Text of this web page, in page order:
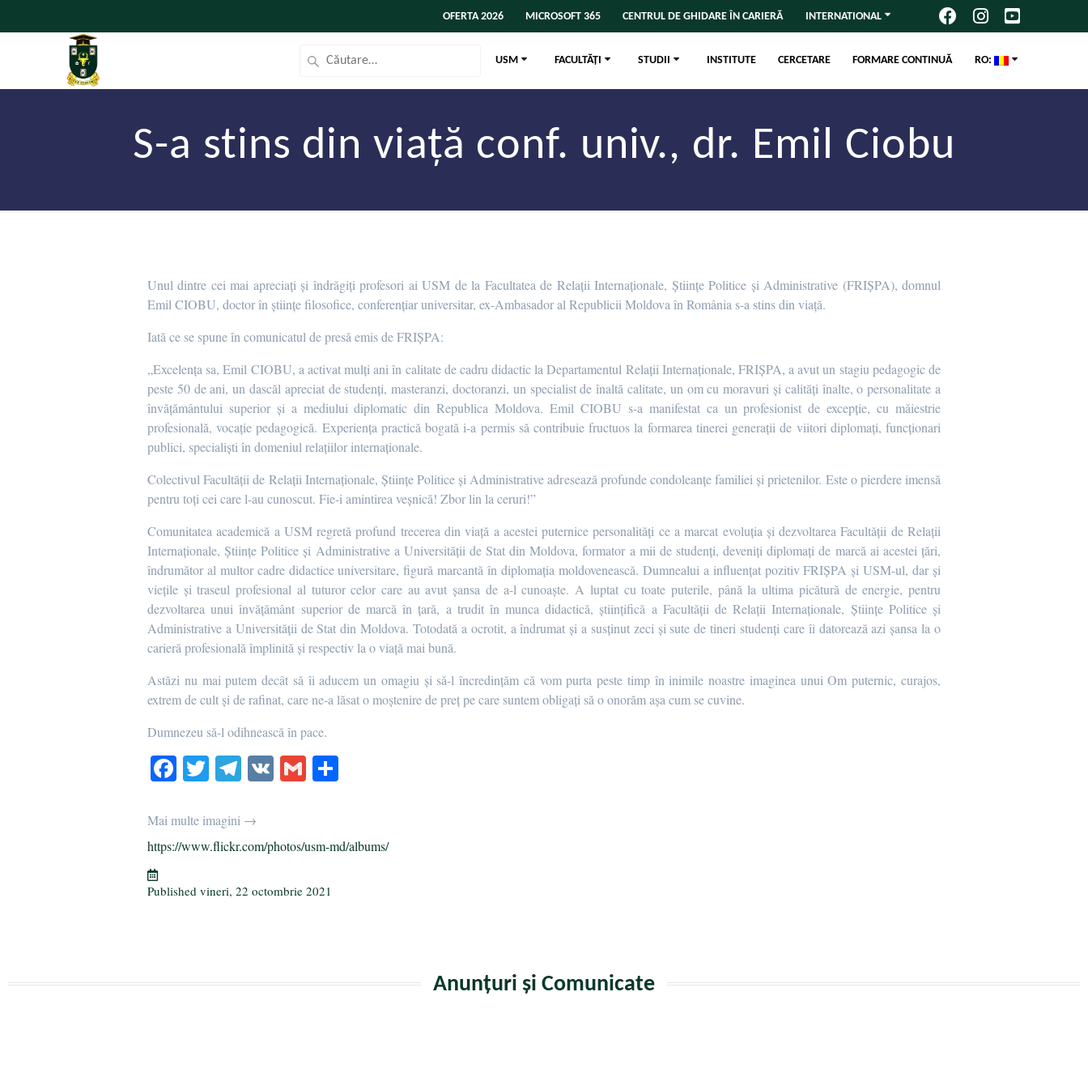
OFERTA 2026 MICROSOFT 365 CENTRUL DE GHIDARE ÎN CARIERĂ INTERNATIONAL
USM FACULTĂȚI STUDII INSTITUTE CERCETARE FORMARE CONTINUĂ RO:
S-a stins din viață conf. univ., dr. Emil Ciobu
Unul dintre cei mai apreciați și îndrăgiți profesori ai USM de la Facultatea de Relații Internaționale, Științe Politice și Administrative (FRIȘPA), domnul
Emil CIOBU, doctor în științe filosofice, conferențiar universitar, ex-Ambasador al Republicii Moldova în România s-a stins din viață.
Iată ce se spune în comunicatul de presă emis de FRIȘPA:
„Excelența sa, Emil CIOBU, a activat mulți ani în calitate de cadru didactic la Departamentul Relații Internaționale, FRIȘPA, a avut un stagiu pedagogic de
peste 50 de ani, un dascăl apreciat de studenți, masteranzi, doctoranzi, un specialist de înaltă calitate, un om cu moravuri și calități înalte, o personalitate a
învățământului superior și a mediului diplomatic din Republica Moldova. Emil CIOBU s-a manifestat ca un profesionist de excepție, cu măiestrie
profesională, vocație pedagogică. Experiența practică bogată i-a permis să contribuie fructuos la formarea tinerei generaţii de viitori diplomaţi, funcţionari
publici, specialişti în domeniul relaţiilor internaţionale.
Colectivul Facultății de Relații Internaționale, Științe Politice și Administrative adresează profunde condoleanțe familiei și prietenilor. Este o pierdere imensă
pentru toți cei care l-au cunoscut. Fie-i amintirea veșnică! Zbor lin la ceruri!”
Comunitatea academică a USM regretă profund trecerea din viață a acestei puternice personalități ce a marcat evoluția şi dezvoltarea Facultății de Relații
Internaționale, Științe Politice și Administrative a Universității de Stat din Moldova, formator a mii de studenţi, deveniţi diplomați de marcă ai acestei ţări,
îndrumător al multor cadre didactice universitare, figură marcantă în diplomația moldovenească. Dumnealui a influenţat pozitiv FRIȘPA și USM-ul, dar şi
viețile şi traseul profesional al tuturor celor care au avut şansa de a-l cunoaşte. A luptat cu toate puterile, până la ultima picătură de energie, pentru
dezvoltarea unui învăţământ superior de marcă în țară, a trudit în munca didactică, științifică a Facultății de Relații Internaționale, Științe Politice și
Administrative a Universității de Stat din Moldova. Totodată a ocrotit, a îndrumat şi a susţinut zeci şi sute de tineri studenţi care îi datorează azi şansa la o
carieră profesională împlinită şi respectiv la o viaţă mai bună.
Astăzi nu mai putem decât să îi aducem un omagiu şi să-l încredinţăm că vom purta peste timp în inimile noastre imaginea unui Om puternic, curajos,
extrem de cult şi de rafinat, care ne-a lăsat o moştenire de preţ pe care suntem obligaţi să o onorăm aşa cum se cuvine.
Dumnezeu să-l odihnească în pace.
Fa
bo
ok
T
tte
r
Te
gr
a
V G
ea
Mai multe imagini →
https://www.flickr.com/photos/usm-md/albums/
Published vineri, 22 octombrie 2021
Anunțuri și Comunicate